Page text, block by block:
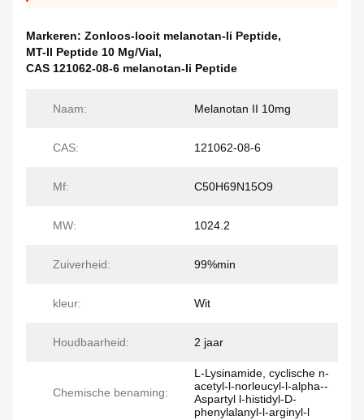
Markeren: Zonloos-looit melanotan-Ii Peptide,
MT-II Peptide 10 Mg/Vial,
CAS 121062-08-6 melanotan-Ii Peptide
Naam: Melanotan II 10mg
CAS: 121062-08-6
Mf: C50H69N15O9
MW: 1024.2
Zuiverheid: 99%min
kleur: Wit
Houdbaarheid: 2 jaar
Chemische benaming:
L-Lysinamide, cyclische n-
acetyl-l-norleucyl-l-alpha--
Aspartyl l-histidyl-D-
phenylalanyl-l-arginyl-l